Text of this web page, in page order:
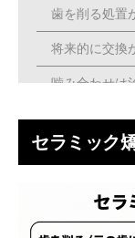
歯を削る処置
将来的に交換
噛み合わせは
他の矯正治療
セラミック矯
歯並びだけで
セラミック